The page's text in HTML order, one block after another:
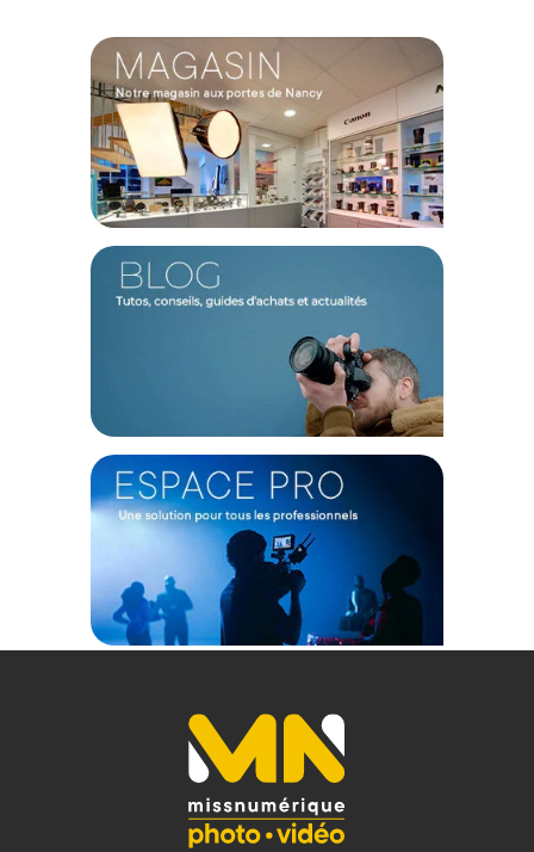
Dimensions du produit : 67,5 x 37,5 x 3,3 mm
Poids du produit : environ 11g
Dimensions de l'emballage : 90,5 x 67,5 x 15,5 mm
CONTENU DU CARTON
1x Support pour iPhone 17 Pro Max
1x Filtre UV
1x Kit de nettoyage
1x Manuel d'utilisation
Offre valable jusqu'au 07-08-2026 inclus.
Code EAN SmallRig 6069 kit de filtres UV pour iPhone 17 Pro
6941590029351
(1) Nombre de points Fidélité estimés, hors remises au panier, basé
sur le prix TTC en €, les points seront effectivement calculés dans le